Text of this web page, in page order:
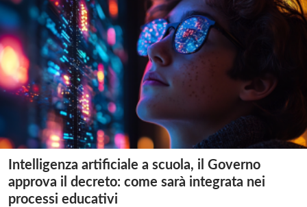
Intelligenza artificiale a scuola, il Governo
approva il decreto: come sarà integrata nei
processi educativi